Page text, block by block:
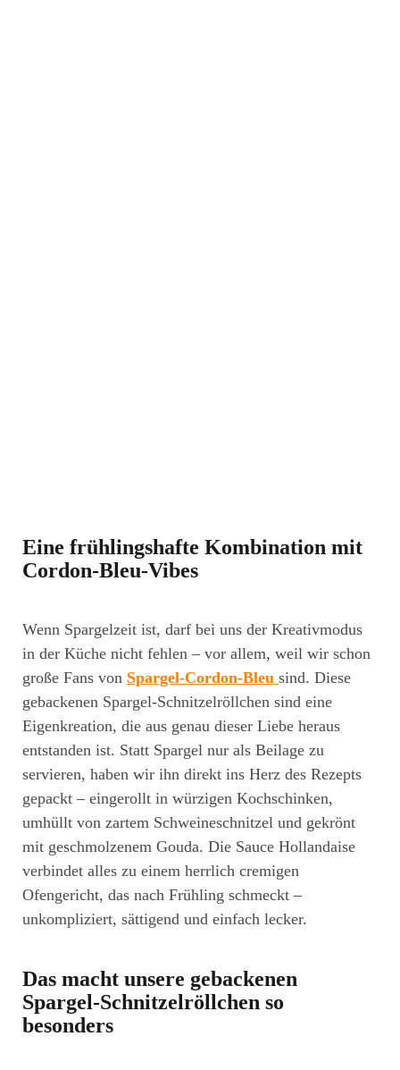
Eine frühlingshafte Kombination mit
Cordon-Bleu-Vibes
Wenn Spargelzeit ist, darf bei uns der Kreativmodus
in der Küche nicht fehlen – vor allem, weil wir schon
große Fans von Spargel-Cordon-Bleu sind. Diese
gebackenen Spargel-Schnitzelröllchen sind eine
Eigenkreation, die aus genau dieser Liebe heraus
entstanden ist. Statt Spargel nur als Beilage zu
servieren, haben wir ihn direkt ins Herz des Rezepts
gepackt – eingerollt in würzigen Kochschinken,
umhüllt von zartem Schweineschnitzel und gekrönt
mit geschmolzenem Gouda. Die Sauce Hollandaise
verbindet alles zu einem herrlich cremigen
Ofengericht, das nach Frühling schmeckt –
unkompliziert, sättigend und einfach lecker.
Das macht unsere gebackenen
Spargel-Schnitzelröllchen so
besonders